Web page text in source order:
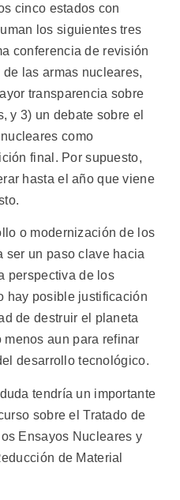
cinco estados con
los siguientes tres
conferencia de revisión
las armas nucleares,
transparencia sobre
y 3) un debate sobre el
como
final. Por supuesto,
hasta el año que viene
o modernización de los
ser un paso clave hacia
perspectiva de los
hay posible justificación
de destruir el planeta
aun para refinar
desarrollo tecnológico.
tendría un importante
sobre el Tratado de
Ensayos Nucleares y
de Material